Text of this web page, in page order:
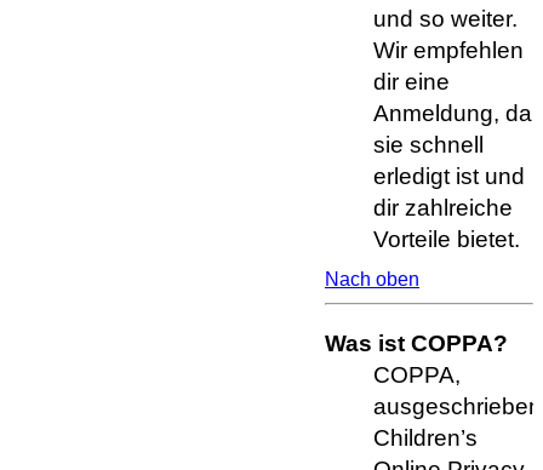
und so weiter.
Wir empfehlen
dir eine
Anmeldung, da
sie schnell
erledigt ist und
dir zahlreiche
Vorteile bietet.
Nach oben
Was ist COPPA?
COPPA,
ausgeschrieben
Children’s